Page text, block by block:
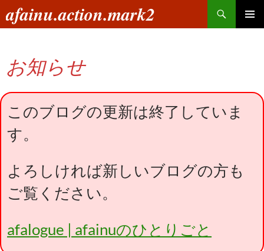
ン
へ
ス
キ
プ
afainu.action.mark2
索
お知らせ
このブログの更新は終了していま
す。
よろしければ新しいブログの方も
ご覧ください。
afalogue | afainuのひとりごと